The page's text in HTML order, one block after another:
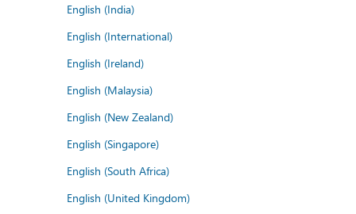
English (India)
English (International)
English (Ireland)
English (Malaysia)
English (New Zealand)
English (Singapore)
English (South Africa)
English (United Kingdom)